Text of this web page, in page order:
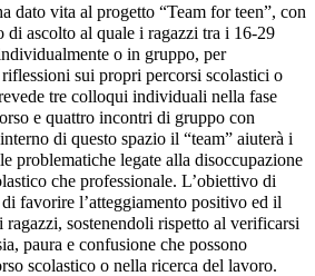
dato vita al progetto “Team for teen”, con
di ascolto al quale i ragazzi tra i 16-29
o in gruppo, per
sui propri percorsi scolastici o
tre colloqui individuali nella fase
e quattro incontri di gruppo con
di questo spazio il “team” aiuterà i
problematiche legate alla disoccupazione
che professionale. L’obiettivo di
favorire l’atteggiamento positivo ed il
ragazzi, sostenendoli rispetto al verificarsi
paura e confusione che possono
scolastico o nella ricerca del lavoro.